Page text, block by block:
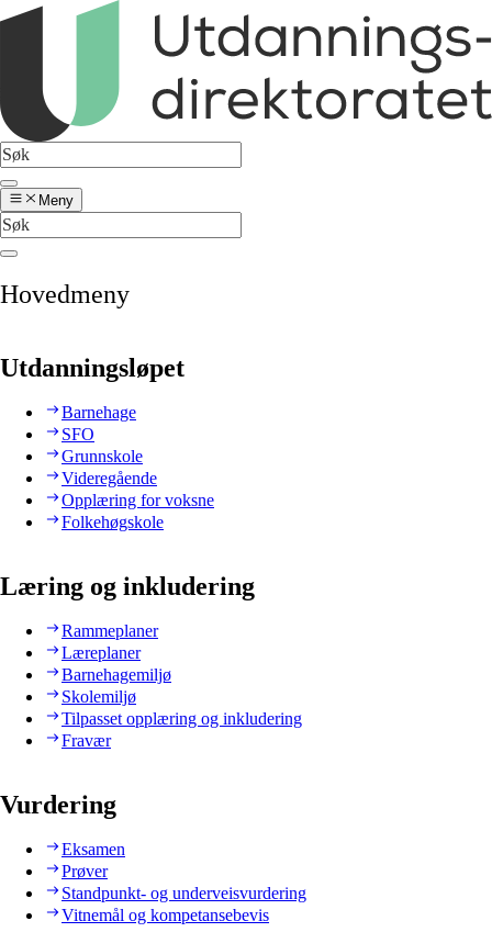
Meny
Hovedmeny
Utdanningsløpet
Barnehage
SFO
Grunnskole
Videregående
Opplæring for voksne
Folkehøgskole
Læring og inkludering
Rammeplaner
Læreplaner
Barnehagemiljø
Skolemiljø
Tilpasset opplæring og inkludering
Fravær
Vurdering
Eksamen
Prøver
Standpunkt- og underveisvurdering
Vitnemål og kompetansebevis